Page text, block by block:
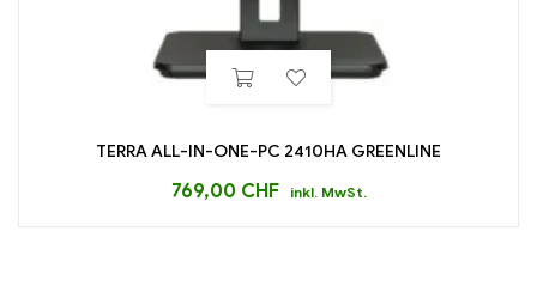
TERRA ALL-IN-ONE-PC 2410HA GREENLINE
769,00 CHF inkl. MwSt.